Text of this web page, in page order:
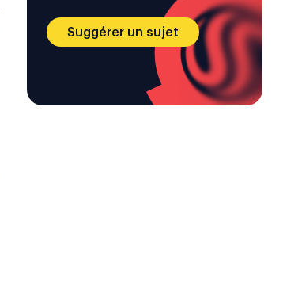
Suggérer un sujet